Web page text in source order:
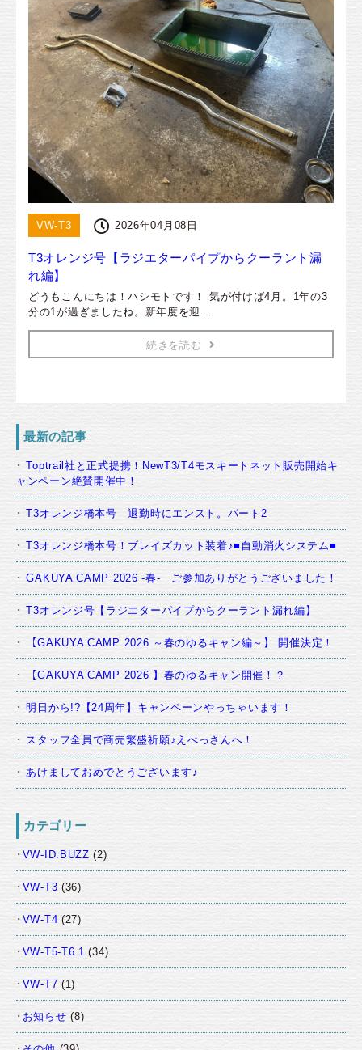
VW-T3 2026年04月08日
T3オレンジ号【ラジエターパイプからクーラント漏
れ編】
どうもこんにちは！ハシモトです！ 気が付けば4月。1年の3
分の1が過ぎましたね。新年度を迎…
続きを読む
最新の記事
Toptrail社と正式提携！NewT3/T4モスキートネット販売開始キ
ャンペーン絶賛開催中！
T3オレンジ橋本号 退勤時にエンスト。パート2
T3オレンジ橋本号！ブレイズカット装着♪■自動消火システム■
GAKUYA CAMP 2026 -春- ご参加ありがとうございました！
T3オレンジ号【ラジエターパイプからクーラント漏れ編】
【GAKUYA CAMP 2026 ～春のゆるキャン編～】 開催決定！
【GAKUYA CAMP 2026 】春のゆるキャン開催！？
明日から!?【24周年】キャンペーンやっちゃいます！
スタッフ全員で商売繁盛祈願♪えべっさんへ！
あけましておめでとうございます♪
カテゴリー
VW-ID.BUZZ (2)
VW-T3 (36)
VW-T4 (27)
VW-T5-T6.1 (34)
VW-T7 (1)
お知らせ (8)